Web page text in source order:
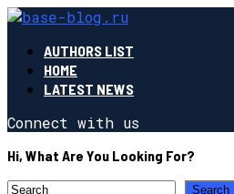
AUTHORS LIST
HOME
LATEST NEWS
Connect with us
Hi, What Are You Looking For?